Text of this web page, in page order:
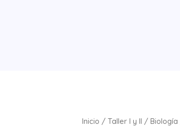
Inicio /Taller I y II /Biología
Tercer